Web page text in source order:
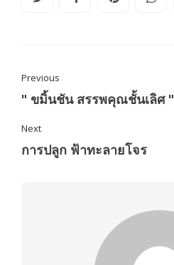
Previous
" ขมิ้นชัน สรรพคุณชั้นเลิศ "
Next
การปลูก ฟ้าทะลายโจร